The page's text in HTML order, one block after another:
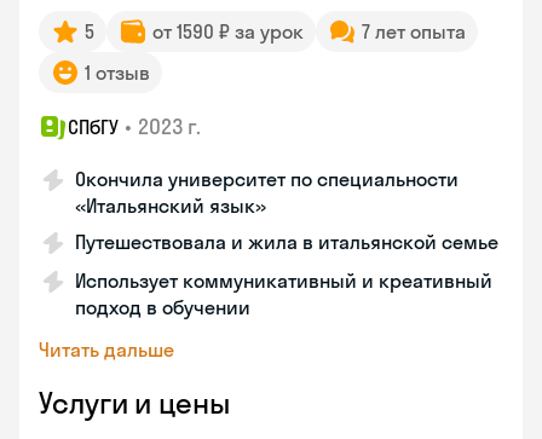
5 от 1590 ₽ за урок
7 лет опыта
1 отзыв
СПбГУ • 2023 г.
Окончила университет по специальности
«Итальянский язык»
Путешествовала и жила в итальянской семье
Использует коммуникативный и креативный
подход в обучении
Читать дальше
Услуги и цены